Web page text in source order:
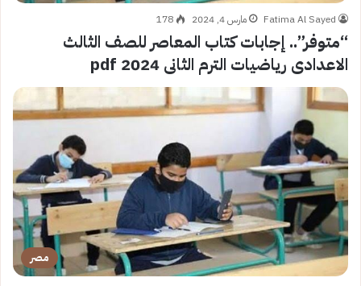
Fatima Al Sayed مارس 4, 2024 178
“متوفر”.. إجابات كتاب المعاصر للصف الثالث
الاعدادى رياضيات الترم الثانى 2024 pdf
مصر